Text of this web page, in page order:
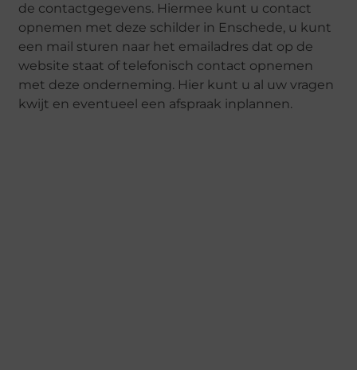
de contactgegevens. Hiermee kunt u contact
opnemen met deze schilder in Enschede, u kunt
een mail sturen naar het emailadres dat op de
website staat of telefonisch contact opnemen
met deze onderneming. Hier kunt u al uw vragen
kwijt en eventueel een afspraak inplannen.